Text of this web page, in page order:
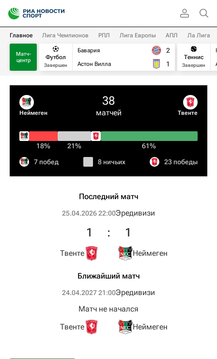
Главное Лига Чемпионов РПЛ Лига Европы АПЛ Ла Лига
Матч-
центр
Футбол
Завершен
Бавария
Астон Вилла
2
1
Теннис
Завершен
Неймеген
38
матчей Твенте
18% 21% 61%
7 побед 8 ничьих 23 победы
Последний матч
25.04.2026 22:00Эредивизи
Твенте
1 : 1
Неймеген
Ближайший матч
24.04.2027 21:00Эредивизи
Твенте
Матч не начался
Неймеген